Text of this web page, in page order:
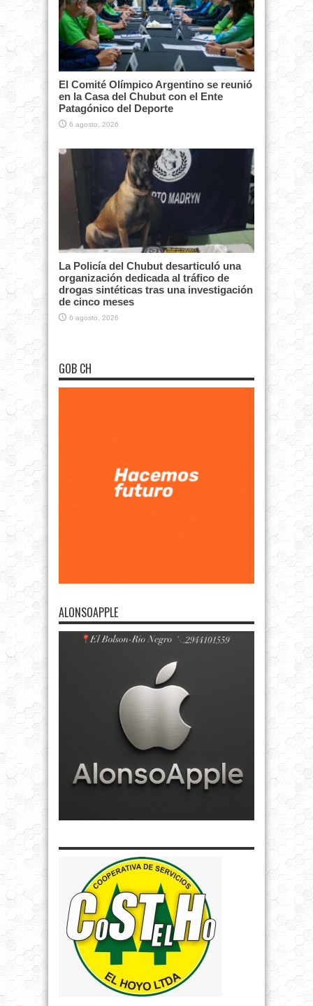
El Comité Olímpico Argentino se reunió
en la Casa del Chubut con el Ente
Patagónico del Deporte
6 agosto, 2026
La Policía del Chubut desarticuló una
organización dedicada al tráfico de
drogas sintéticas tras una investigación
de cinco meses
6 agosto, 2026
GOB CH
ALONSOAPPLE